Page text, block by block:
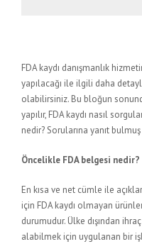
FDA kaydı danışmanlık
yapılacağı ile ilgili daha
olabilirsiniz. Bu bloğun
yapılır, FDA kaydı nasıl
nedir? Sorularına yanıt bulmuş
Öncelikle FDA belgesi
En kısa ve net cümle ile
için FDA kaydı olmayan
durumudur. Ülke dışından
alabilmek için uygulanan bir